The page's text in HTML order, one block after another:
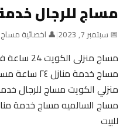
مساج للرجال
📅 سبتمبر 7, 2023 |👤 اخصائية
مساج
مساج خدمة
منزلي الكويت مساج للرجال
مساج السالميه مساج خدمة
للبيت